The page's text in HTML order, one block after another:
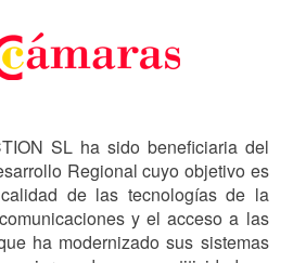
SL ha sido beneficiaria del
Regional cuyo objetivo es
de las tecnologías de la
y el acceso a las
ha modernizado sus sistemas